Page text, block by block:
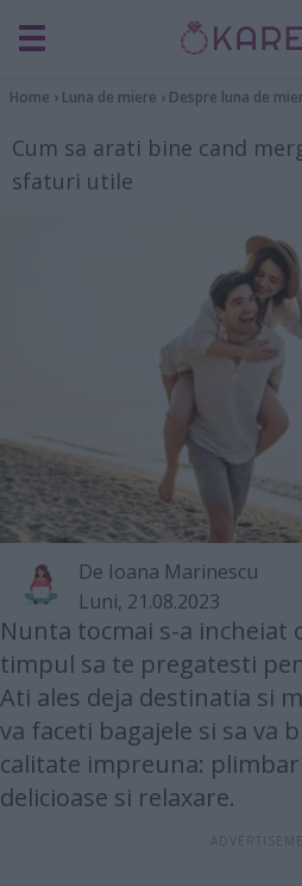
Home › Luna de miere › Despre luna de
Cum sa arati bine cand
sfaturi utile
De Ioana Marinescu
Luni, 21.08.2023
Nunta tocmai s-a incheiat
timpul sa te pregatesti
Ati ales deja destinatia si
va faceti bagajele si sa va
calitate impreuna:
delicioase si relaxare.